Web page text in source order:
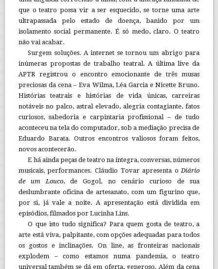
que o teatro possa vir a ser esquecido, se torne uma arte
ultrapassada pelo estado de doença, banido por um
isolamento social permanente. É só medo, claro. O teatro
não vai acabar.
Surgem soluções. A internet se tornou um abrigo para
inúmeras propostas de trabalho teatral. A última live da
APTR registrou o encontro emocionante de três musas
preciosas da cena – Eva Wilma, Léa Garcia e Nicette Bruno.
Histórias teatrais e histórias de vida únicas, carreiras
notáveis no palco, astral elevado, alegria contagiante, fatos
curiosos, sabedoria e carpintaria profissional – de tudo
aconteceu na tela do computador, sob a mediação precisa de
Eduardo Barata. Outros encontros valiosos foram feitos,
novos acontecerão.
E há ainda peças de teatro na íntegra, conversas, números
musicais, performances. Cláudio Tovar apresenta oDiário
de um Louco, de Gogol, no cenário curioso de sua
deslumbrante oficina de artesanato, com um figurino que,
por si, já vale a noite. A apresentação está dividida em
episódios, filmados por Lucinha Lins.
O que isto tudo significa? Para quem gosta de teatro, a
arte está viva, palpitante, com opções adequadas para todos
os gostos e inclinações. On line, as fronteiras nacionais
explodem – como estamos numa pandemia, o teatro
universal também se dá em oferta, generoso. Além da cena